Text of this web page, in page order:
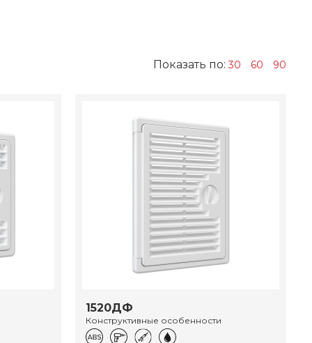
Показать по:30 60 90
1520ДФ
Конструктивные особенности